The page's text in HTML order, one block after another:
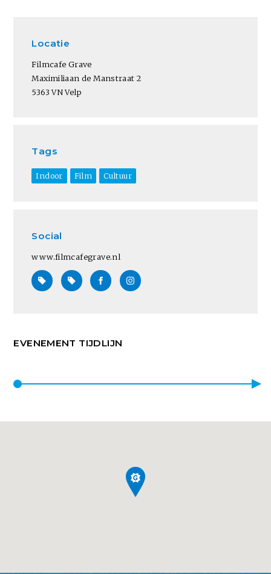
Locatie
Filmcafe Grave
Maximiliaan de Manstraat 2
5363 VN Velp
Tags
Indoor Film Cultuur
Social
www.filmcafegrave.nl
EVENEMENT TIJDLIJN